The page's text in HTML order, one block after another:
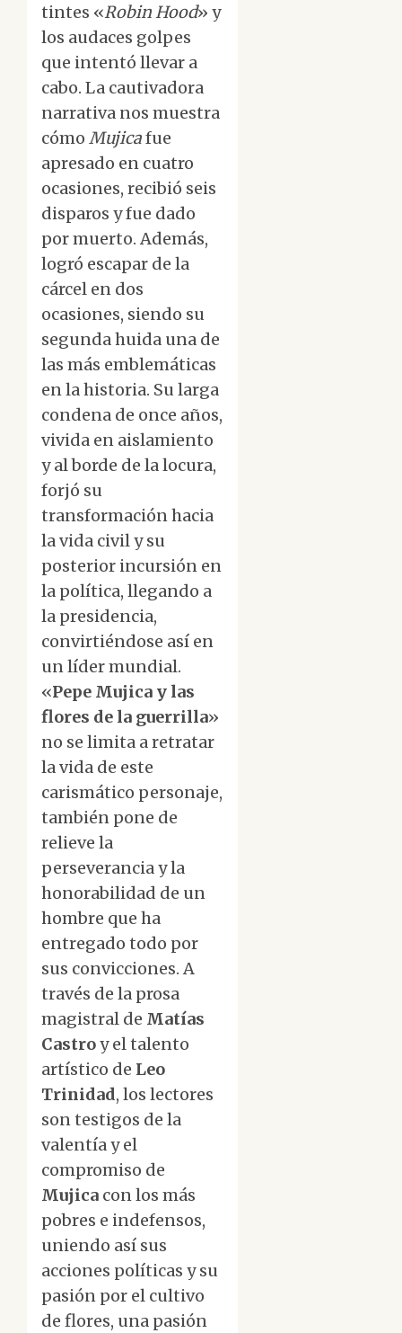
tintes «Robin Hood» y
los audaces golpes
que intentó llevar a
cabo. La cautivadora
narrativa nos muestra
cómo Mujicafue
apresado en cuatro
ocasiones, recibió seis
disparos y fue dado
por muerto. Además,
logró escapar de la
cárcel en dos
ocasiones, siendo su
segunda huida una de
las más emblemáticas
en la historia. Su larga
condena de once años,
vivida en aislamiento
y al borde de la locura,
forjó su
transformación hacia
la vida civil y su
posterior incursión en
la política, llegando a
la presidencia,
convirtiéndose así en
un líder mundial.
«Pepe Mujica y las
flores de la guerrilla»
no se limita a retratar
la vida de este
carismático personaje,
también pone de
relieve la
perseverancia y la
honorabilidad de un
hombre que ha
entregado todo por
sus convicciones. A
través de la prosa
magistral de Matías
Castroy el talento
artístico de Leo
Trinidad, los lectores
son testigos de la
valentía y el
compromiso de
Mujica con los más
pobres e indefensos,
uniendo así sus
acciones políticas y su
pasión por el cultivo
de flores, una pasión